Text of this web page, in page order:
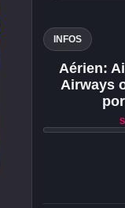
INFOS
Aérien:
Airways